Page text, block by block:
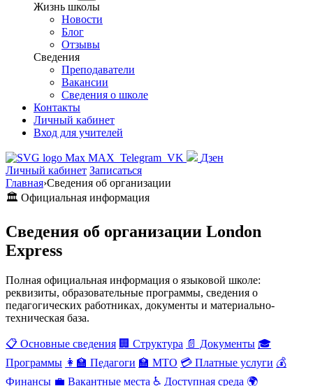
Жизнь школы
Новости
Блог
Отзывы
Сведения
Преподаватели
Вакансии
Сведения о школе
Контакты
Личный кабинет
Вход для учителей
MAX Telegram VK
Дзен
Личный кабинет Записаться
Главная›Сведения об организации
🏛️ Официальная информация
Сведения об организации London
Express
Полная официальная информация о языковой школе:
реквизиты, образовательные программы, сведения о
педагогических работниках, документы и материально-
техническая база.
📋 Основные сведения 🏢 Структура 📄 Документы 🎓
Программы 👩‍🏫 Педагоги 🏫 МТО 💳 Платные услуги 💰
Финансы 💼 Вакантные места ♿ Доступная среда 🌍